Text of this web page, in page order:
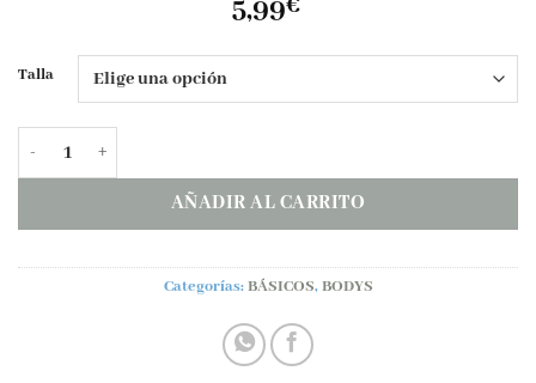
5,99€
Talla
AÑADIR AL CARRITO
Categorías:BÁSICOS,BODYS